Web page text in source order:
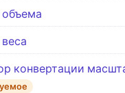
объема
конвертации